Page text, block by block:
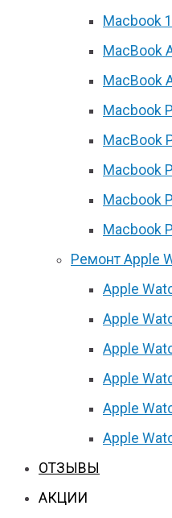
Macbook
MacBook
MacBook
Macbook
MacBook
Macbook
Macbook
Macbook
Ремонт Apple
Apple
Apple
Apple
Apple
Apple
Apple
ОТЗЫВЫ
АКЦИИ